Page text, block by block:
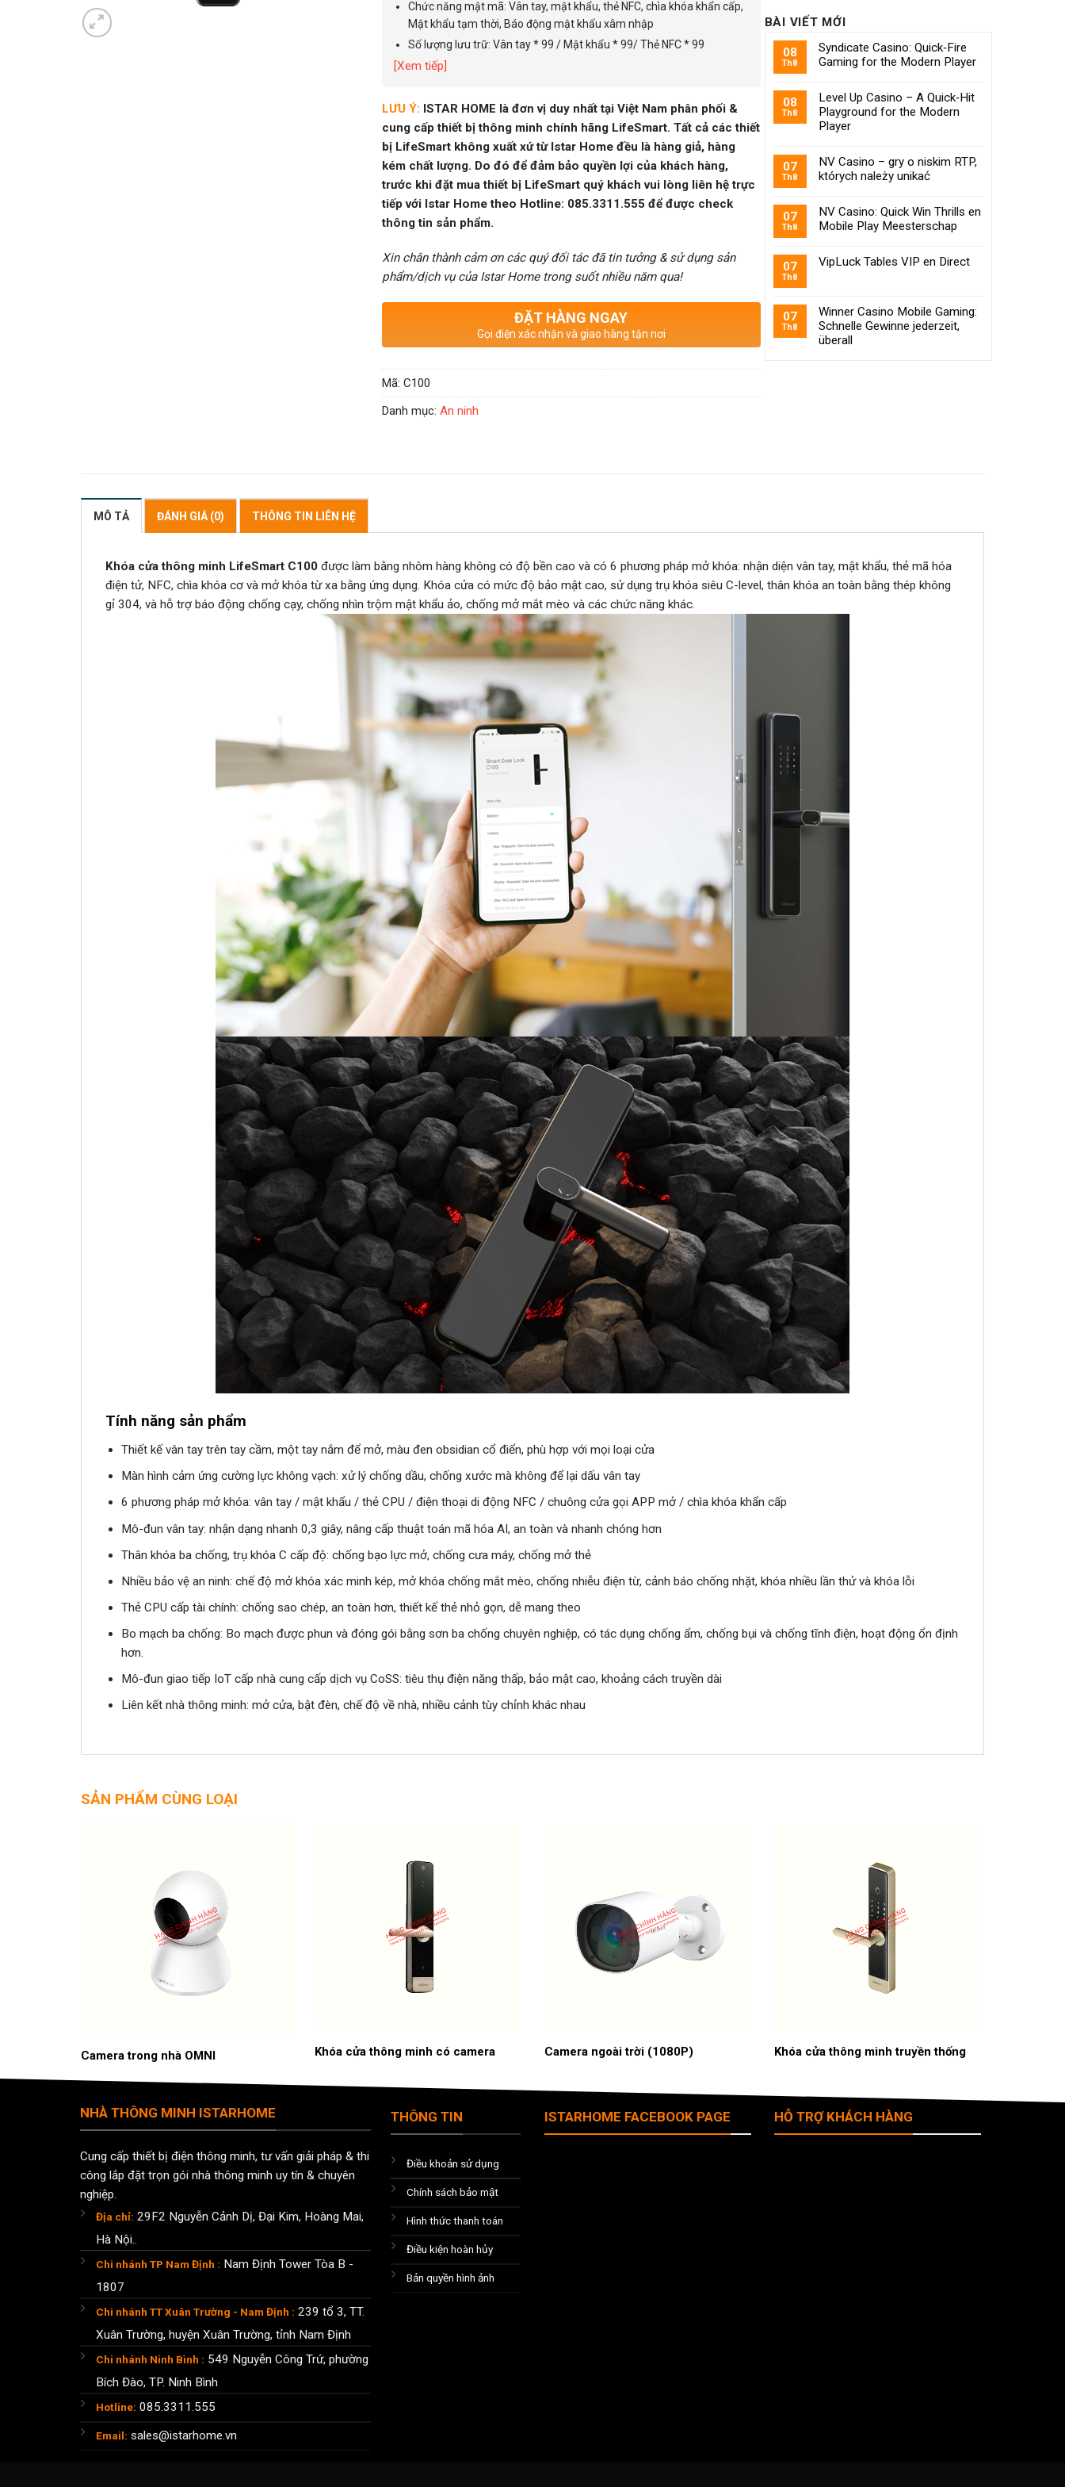
Chức năng mật mã: Vân tay, mật khẩu, thẻ NFC, chìa khóa khẩn cấp,
Mật khẩu tạm thời, Báo động mật khẩu xâm nhập
Số lượng lưu trữ: Vân tay * 99 / Mật khẩu * 99/ Thẻ NFC * 99
[Xem tiếp]
LƯU Ý: ISTAR HOME là đơn vị duy nhất tại Việt Nam phân phối &
cung cấp thiết bị thông minh chính hãng LifeSmart. Tất cả các thiết
bị LifeSmart không xuất xứ từ Istar Home đều là hàng giả, hàng
kém chất lượng. Do đó để đảm bảo quyền lợi của khách hàng,
trước khi đặt mua thiết bị LifeSmart quý khách vui lòng liên hệ trực
tiếp với Istar Home theo Hotline: 085.3311.555 để được check
thông tin sản phẩm.
Xin chân thành cảm ơn các quý đối tác đã tin tưởng & sử dụng sản
phẩm/dịch vụ của Istar Home trong suốt nhiều năm qua!
ĐẶT HÀNG NGAY
Gọi điện xác nhận và giao hàng tận nơi
Mã: C100
Danh mục: An ninh
BÀI VIẾT MỚI
08
Th8
Syndicate Casino: Quick‑Fire
Gaming for the Modern Player
08
Th8
Level Up Casino – A Quick‑Hit
Playground for the Modern
Player
07
Th8
NV Casino – gry o niskim RTP,
których należy unikać
07
Th8
NV Casino: Quick Win Thrills en
Mobile Play Meesterschap
07
Th8
VipLuck Tables VIP en Direct
07
Th8
Winner Casino Mobile Gaming:
Schnelle Gewinne jederzeit,
überall
MÔ TẢ ĐÁNH GIÁ (0) THÔNG TIN LIÊN HỆ
Khóa cửa thông minh LifeSmart C100 được làm bằng nhôm hàng không có độ bền cao và có 6 phương pháp mở khóa: nhận diện vân tay, mật khẩu, thẻ mã hóa
điện tử, NFC, chìa khóa cơ và mở khóa từ xa bằng ứng dụng. Khóa cửa có mức độ bảo mật cao, sử dụng trụ khóa siêu C-level, thân khóa an toàn bằng thép không
gỉ 304, và hỗ trợ báo động chống cạy, chống nhìn trộm mật khẩu ảo, chống mở mắt mèo và các chức năng khác.
Tính năng sản phẩm
Thiết kế vân tay trên tay cầm, một tay nắm để mở, màu đen obsidian cổ điển, phù hợp với mọi loại cửa
Màn hình cảm ứng cường lực không vạch: xử lý chống dầu, chống xước mà không để lại dấu vân tay
6 phương pháp mở khóa: vân tay / mật khẩu / thẻ CPU / điện thoại di động NFC / chuông cửa gọi APP mở / chìa khóa khẩn cấp
Mô-đun vân tay: nhận dạng nhanh 0,3 giây, nâng cấp thuật toán mã hóa AI, an toàn và nhanh chóng hơn
Thân khóa ba chống, trụ khóa C cấp độ: chống bạo lực mở, chống cưa máy, chống mở thẻ
Nhiều bảo vệ an ninh: chế độ mở khóa xác minh kép, mở khóa chống mắt mèo, chống nhiễu điện từ, cảnh báo chống nhặt, khóa nhiều lần thử và khóa lỗi
Thẻ CPU cấp tài chính: chống sao chép, an toàn hơn, thiết kế thẻ nhỏ gọn, dễ mang theo
Bo mạch ba chống: Bo mạch được phun và đóng gói bằng sơn ba chống chuyên nghiệp, có tác dụng chống ẩm, chống bụi và chống tĩnh điện, hoạt động ổn định
hơn.
Mô-đun giao tiếp IoT cấp nhà cung cấp dịch vụ CoSS: tiêu thụ điện năng thấp, bảo mật cao, khoảng cách truyền dài
Liên kết nhà thông minh: mở cửa, bật đèn, chế độ về nhà, nhiều cảnh tùy chỉnh khác nhau
SẢN PHẨM CÙNG LOẠI
Camera trong nhà OMNI Khóa cửa thông minh có camera Camera ngoài trời (1080P) Khóa cửa thông minh truyền thống
NHÀ THÔNG MINH ISTARHOME
Cung cấp thiết bị điện thông minh, tư vấn giải pháp & thi
công lắp đặt trọn gói nhà thông minh uy tín & chuyên
nghiệp.
Địa chỉ: 29F2 Nguyễn Cảnh Dị, Đại Kim, Hoàng Mai,
Hà Nội..
Chi nhánh TP Nam Định : Nam Định Tower Tòa B -
1807
Chi nhánh TT Xuân Trường - Nam Định : 239 tổ 3, TT.
Xuân Trường, huyện Xuân Trường, tỉnh Nam Định
Chi nhánh Ninh Bình : 549 Nguyễn Công Trứ, phường
Bích Đào, TP. Ninh Bình
Hotline: 085.3311.555
Email: sales@istarhome.vn
THÔNG TIN
Điều khoản sử dụng
Chính sách bảo mật
Hình thức thanh toán
Điều kiện hoàn hủy
Bản quyền hình ảnh
ISTARHOME FACEBOOK PAGE HỖ TRỢ KHÁCH HÀNG